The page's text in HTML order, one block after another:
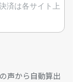
済は各サイト上
声から自動算出